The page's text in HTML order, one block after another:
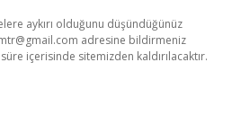
aykırı olduğunu düşündüğünüz
adresine bildirmeniz
içerisinde sitemizden kaldırılacaktır.